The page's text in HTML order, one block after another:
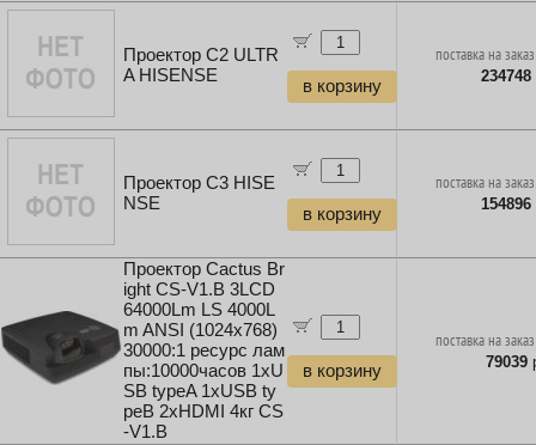
Проектор C2 ULTR
A HISENSE
в корзину
поставка на
234748
Проектор C3 HISE
NSE
в корзину
поставка на
154896
Проектор Cactus Br
ight CS-V1.B 3LCD
64000Lm LS 4000L
m ANSI (1024x768)
30000:1 ресурс лам
пы:10000часов 1xU
SB typeA 1xUSB ty
peB 2xHDMI 4кг CS
-V1.B
в корзину
поставка на
79039